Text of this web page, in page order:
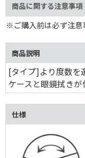
商品に関する注意事項
※ご購入前は必ず注意
商品説明
[タイプ]より度数を
ケースと眼鏡拭きが
仕様